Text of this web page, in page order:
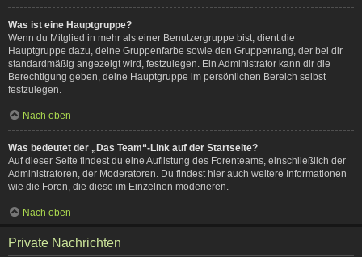
Was ist eine Hauptgruppe?
Wenn du Mitglied in mehr als einer Benutzergruppe bist, dient die
Hauptgruppe dazu, deine Gruppenfarbe sowie den Gruppenrang, der bei dir
standardmäßig angezeigt wird, festzulegen. Ein Administrator kann dir die
Berechtigung geben, deine Hauptgruppe im persönlichen Bereich selbst
festzulegen.
Nach oben
Was bedeutet der „Das Team“-Link auf der Startseite?
Auf dieser Seite findest du eine Auflistung des Forenteams, einschließlich der
Administratoren, der Moderatoren. Du findest hier auch weitere Informationen
wie die Foren, die diese im Einzelnen moderieren.
Nach oben
Private Nachrichten